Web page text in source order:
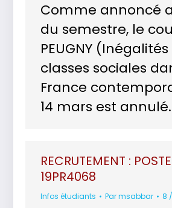
Comme annoncé
du semestre, le
PEUGNY
classes sociales
France
14 mars est annulé.
RECRUTEMENT : POSTE
19PR4068
Infos étudiants Parmsabbar 8